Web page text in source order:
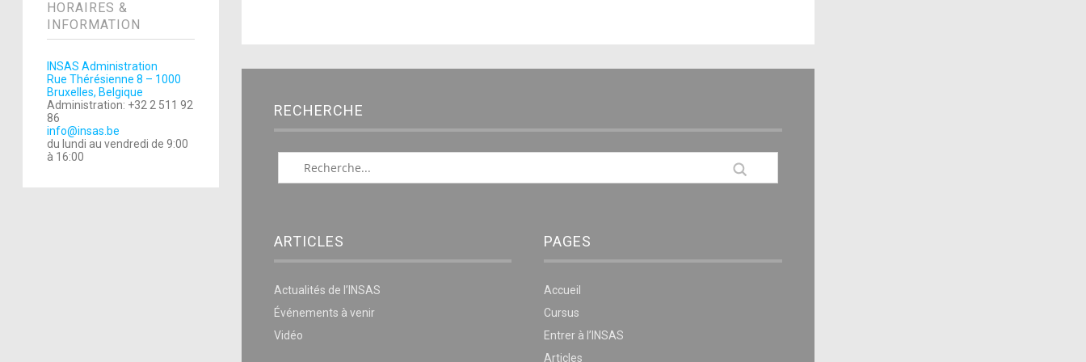
HORAIRES &
INFORMATION
INSAS Administration
Rue Thérésienne 8 – 1000
Bruxelles, Belgique
Administration: +32 2 511 92
86
info@insas.be
du lundi au vendredi de 9:00
à 16:00
RECHERCHE
ARTICLES
Actualités de l’INSAS
Événements à venir
Vidéo
PAGES
Accueil
Cursus
Entrer à l’INSAS
Articles